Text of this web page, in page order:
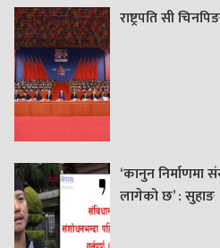
राष्ट्रपति सी
‘कानुन
लागेको छ’ : सुहाङ